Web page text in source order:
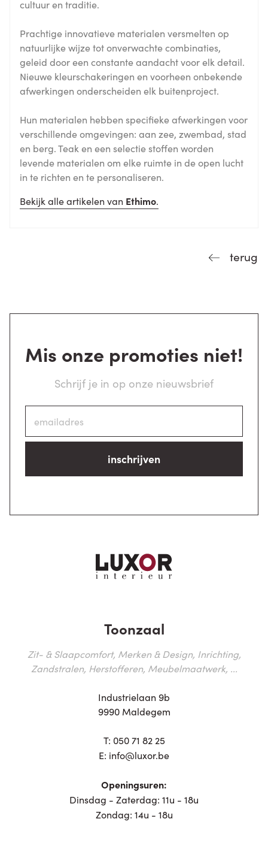
cultuur en traditie.
Prachtige innovatieve materialen versmelten op
natuurlijke wijze tot onverwachte combinaties,
geleid door een constante aandacht voor elk detail.
Nieuwe kleurschakeringen en voorheen onbekende
afwerkingen onderscheiden elk buitenproject.
Hun materialen hebben specifieke afwerkingen voor
verschillende omgevingen: aan zee, zwembad, stad
en berg. Teak en een selectie stoffen worden
levende materialen om elke ruimte in de open lucht
in te richten en te personaliseren.
Bekijk alle artikelen van Ethimo.
terug
Mis onze promoties niet!
Schrijf je in op onze nieuwsbrief
inschrijven
Toonzaal
Zit- & Slaapcomfort, Merken & Design, Inrichting,
Zandstralen, Herstofferen, Meubelmaatwerk, ...
Industrielaan 9b
9990 Maldegem
T: 050 71 82 25
E: info@luxor.be
Openingsuren:
Dinsdag - Zaterdag: 11u - 18u
Zondag: 14u - 18u